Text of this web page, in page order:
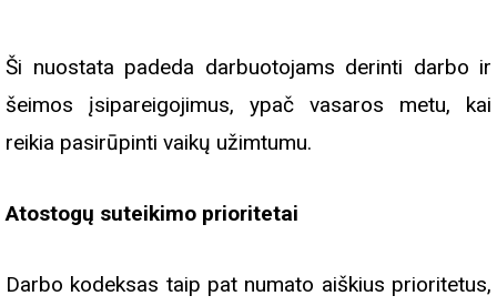
Ši nuostata padeda darbuotojams derinti darbo ir
šeimos įsipareigojimus, ypač vasaros metu, kai
reikia pasirūpinti vaikų užimtumu.
Atostogų suteikimo prioritetai
Darbo kodeksas taip pat numato aiškius prioritetus,